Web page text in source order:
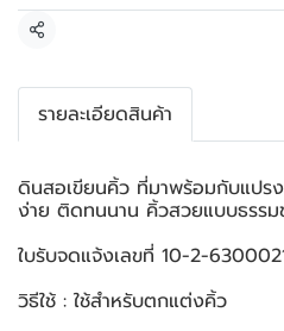
แชร์
รายละเอียดสินค้า
ดินสอเขียนคิ้ว ที่มาพร้อมกับแปร
ง่าย ติดทนนาน คิ้วสวยแบบธรรม
ใบรับจดแจ้งเลขที่ 10-2-
วิธีใช้ : ใช้สำหรับตกแต่งคิ้ว